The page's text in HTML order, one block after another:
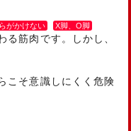
がかけない X脚、О脚
る筋肉です。しかし、
こそ意識しにくく危険